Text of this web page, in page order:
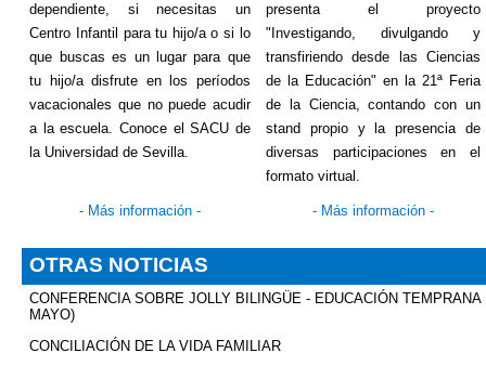
dependiente, si necesitas un
Centro Infantil para tu hijo/a o si lo
que buscas es un lugar para que
tu hijo/a disfrute en los períodos
vacacionales que no puede acudir
a la escuela. Conoce el SACU de
la Universidad de Sevilla.
presenta el proyecto
"Investigando, divulgando y
transfiriendo desde las Ciencias
de la Educación" en la 21ª Feria
de la Ciencia, contando con un
stand propio y la presencia de
diversas participaciones en el
formato virtual.
- Más información - - Más información -
OTRAS NOTICIAS
CONFERENCIA SOBRE JOLLY BILINGÜE - EDUCACIÓN
MAYO)
CONCILIACIÓN DE LA VIDA FAMILIAR